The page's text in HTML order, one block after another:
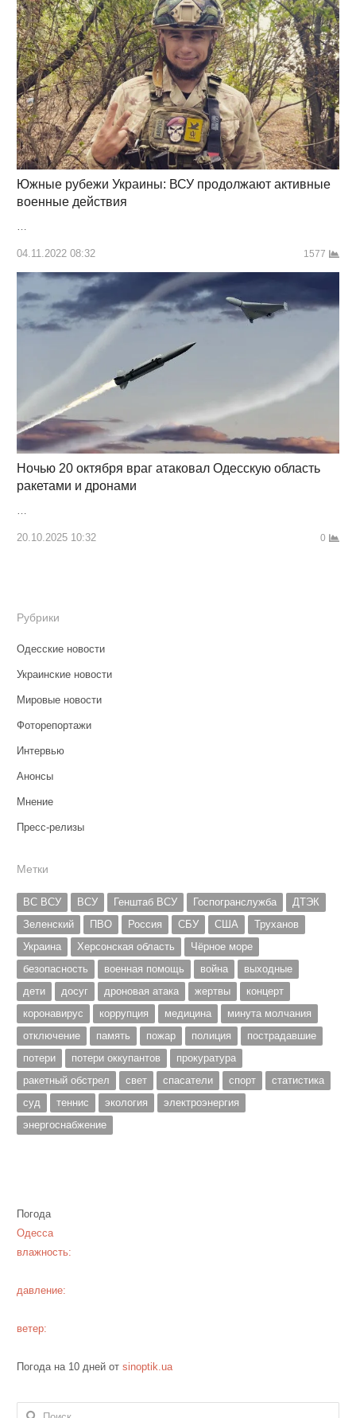
Южные рубежи Украины: ВСУ продолжают активные
военные действия
04.11.2022 08:32 1577
Ночью 20 октября враг атаковал Одесскую область
ракетами и дронами
20.10.2025 10:32 0
Рубрики
Одесские новости
Украинские новости
Мировые новости
Фоторепортажи
Интервью
Анонсы
Мнение
Пресс-релизы
Метки
ВС ВСУ ВСУ Генштаб ВСУ Госпогранслужба
ДТЭК
Зеленский
ПВО Россия СБУ США
Труханов
Украина
Херсонская область
Чёрное море
безопасность
военная помощь война
выходные
дети
досуг дроновая атака жертвы
концерт
коронавирус
коррупция медицина
минута молчания
отключение
память пожар полиция
пострадавшие
потери
потери оккупантов
прокуратура
ракетный обстрел
свет спасатели спорт
статистика
суд
теннис экология
электроэнергия
энергоснабжение
Погода
Одесса
влажность:
давление:
ветер:
Погода на 10 дней от sinoptik.ua
Найти: